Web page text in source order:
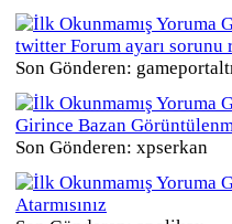
twitter Forum ayarı sorunu
Son Gönderen:
Girince Bazan
Son Gönderen: xpserkan
Atarmısınız